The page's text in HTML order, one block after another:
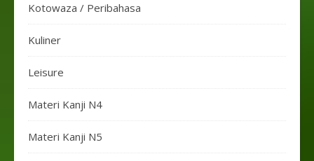
Kotowaza / Peribahasa
Kuliner
Leisure
Materi Kanji N4
Materi Kanji N5